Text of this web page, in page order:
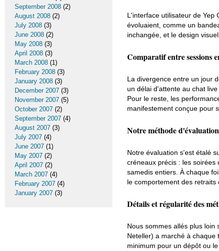
L'interface utilisateur de Yep
évoluaient, comme un
inchangée, et le design
Comparatif entre sessions
La divergence entre un jour
un délai d'attente au chat
Pour le reste, les
manifestement conçue pour
Notre méthode
Notre évaluation s'est étalé
créneaux précis : les soirées
samedis entiers. À chaque
le comportement des retraits
Détails et régularité des
Nous sommes allés plus
Neteller) a marché à chaque
minimum pour un dépôt ou
September 2008 (2)
August 2008 (2)
July 2008 (3)
June 2008 (2)
May 2008 (3)
April 2008 (3)
March 2008 (1)
February 2008 (3)
January 2008 (3)
December 2007 (3)
November 2007 (5)
October 2007 (2)
September 2007 (4)
August 2007 (3)
July 2007 (4)
June 2007 (1)
May 2007 (2)
April 2007 (2)
March 2007 (4)
February 2007 (4)
January 2007 (3)